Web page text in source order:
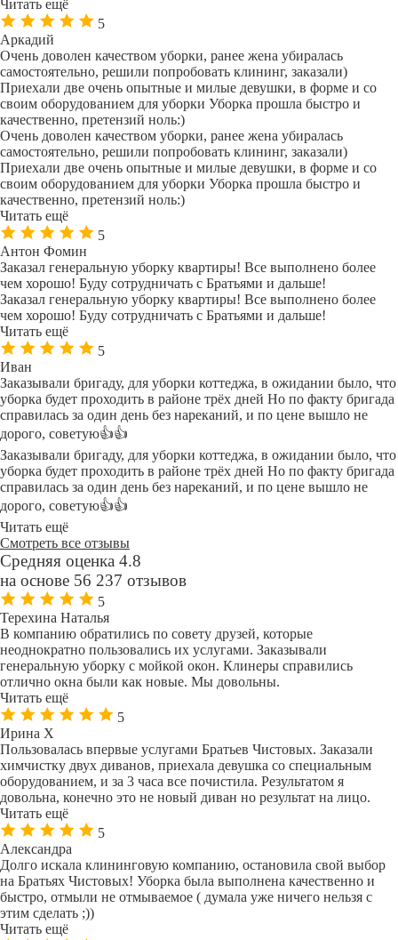
Читать ещё
5
Аркадий
Очень доволен качеством уборки, ранее жена убиралась
самостоятельно, решили попробовать клининг, заказали)
Приехали две очень опытные и милые девушки, в форме и со
своим оборудованием для уборки Уборка прошла быстро и
качественно, претензий ноль:)
Очень доволен качеством уборки, ранее жена убиралась
самостоятельно, решили попробовать клининг, заказали)
Приехали две очень опытные и милые девушки, в форме и со
своим оборудованием для уборки Уборка прошла быстро и
качественно, претензий ноль:)
Читать ещё
5
Антон Фомин
Заказал генеральную уборку квартиры! Все выполнено более
чем хорошо! Буду сотрудничать с Братьями и дальше!
Заказал генеральную уборку квартиры! Все выполнено более
чем хорошо! Буду сотрудничать с Братьями и дальше!
Читать ещё
5
Иван
Заказывали бригаду, для уборки коттеджа, в ожидании было, что
уборка будет проходить в районе трёх дней Но по факту бригада
справилась за один день без нареканий, и по цене вышло не
дорого, советую👍👍
Заказывали бригаду, для уборки коттеджа, в ожидании было, что
уборка будет проходить в районе трёх дней Но по факту бригада
справилась за один день без нареканий, и по цене вышло не
дорого, советую👍👍
Читать ещё
Смотреть все отзывы
Средняя оценка 4.8
на основе 56 237 отзывов
5
Терехина Наталья
В компанию обратились по совету друзей, которые
неоднократно пользовались их услугами. Заказывали
генеральную уборку с мойкой окон. Клинеры справились
отлично окна были как новые. Мы довольны.
Читать ещё
5
Ирина Х
Пользовалась впервые услугами Братьев Чистовых. Заказали
химчистку двух диванов, приехала девушка со специальным
оборудованием, и за 3 часа все почистила. Результатом я
довольна, конечно это не новый диван но результат на лицо.
Читать ещё
5
Александра
Долго искала клининговую компанию, остановила свой выбор
на Братьях Чистовых! Уборка была выполнена качественно и
быстро, отмыли не отмываемое ( думала уже ничего нельзя с
этим сделать ;))
Читать ещё